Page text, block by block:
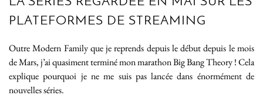
PLATEFORMES DE STREAMING
Outre Modern Family que je reprends depuis le début depuis le mois
de Mars, j’ai quasiment terminé mon marathon Big Bang Theory ! Cela
explique pourquoi je ne me suis pas lancée dans énormément de
nouvelles séries.